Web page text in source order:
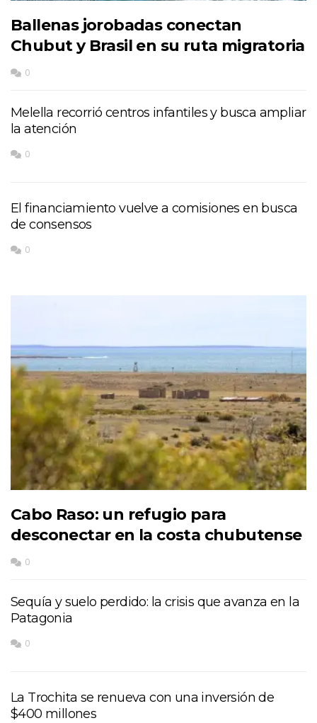
Ballenas jorobadas conectan
Chubut y Brasil en su ruta migratoria
0
Melella recorrió centros infantiles y busca ampliar
la atención
0
El financiamiento vuelve a comisiones en busca
de consensos
0
Cabo Raso: un refugio para
desconectar en la costa chubutense
0
Sequía y suelo perdido: la crisis que avanza en la
Patagonia
0
La Trochita se renueva con una inversión de
$400 millones